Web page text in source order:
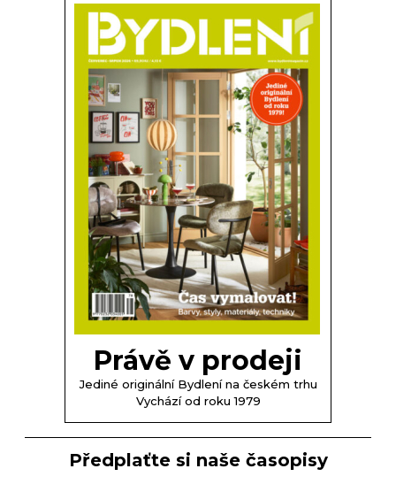
Právě v prodeji
Jediné originální Bydlení na českém trhu
Vychází od roku 1979
Předplaťte si naše časopisy